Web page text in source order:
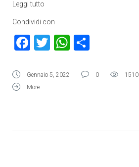
Leggi tutto
Condividi con
Facebook
TwitterWhatsApp
Gennaio 5, 2022 0 1510
More